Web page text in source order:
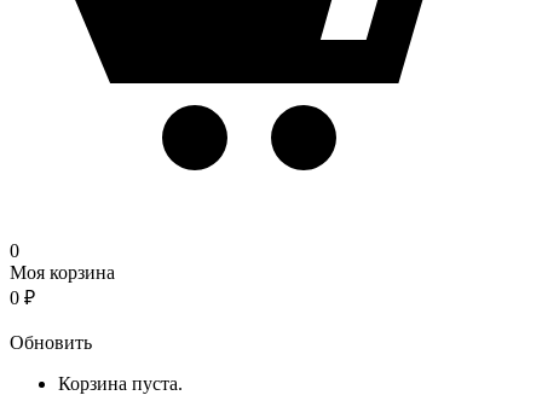
0
Моя корзина
0 ₽
Обновить
Корзина пуста.